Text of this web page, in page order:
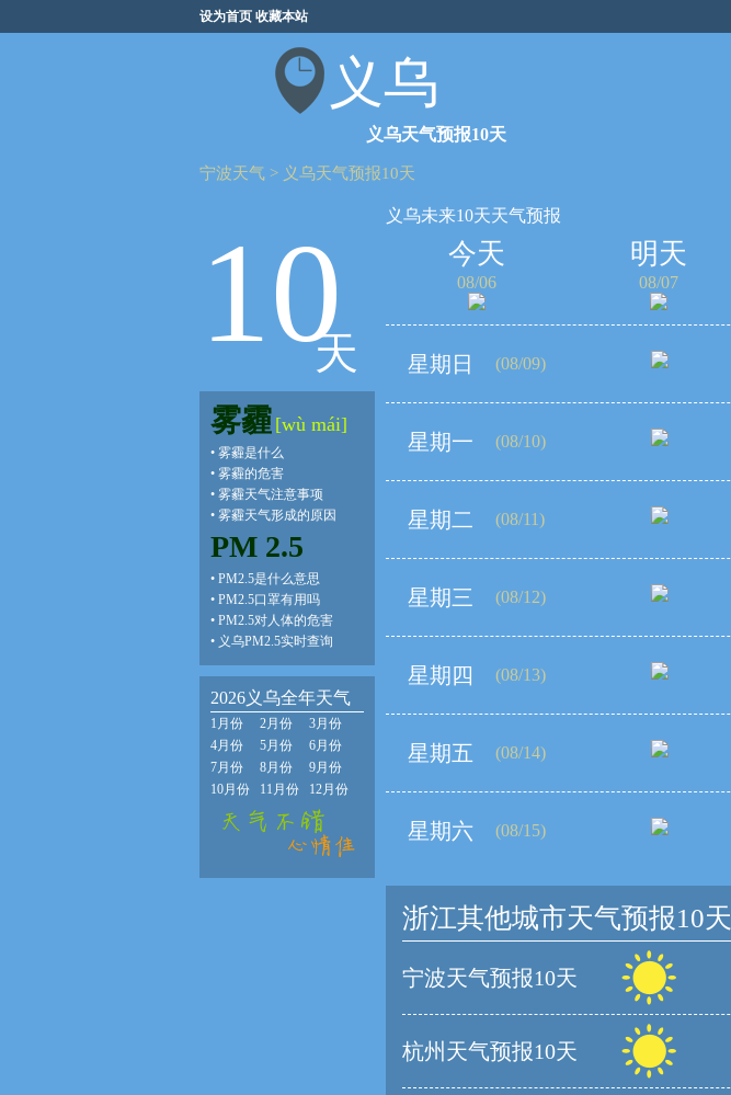
设为首页 收藏本站
义乌
义乌天气预报10天
宁波天气 > 义乌天气预报10天
10
天
雾霾 [wù mái]
• 雾霾是什么
• 雾霾的危害
• 雾霾天气注意事项
• 雾霾天气形成的原因
PM 2.5
• PM2.5是什么意思
• PM2.5口罩有用吗
• PM2.5对人体的危害
• 义乌PM2.5实时查询
2026义乌全年天气
1月份 2月份
3月份
4月份
5月份
6月份
7月份
8月份
9月份
10月份
11月份 12月份
义乌未来10天天气预报
今天
08/06
明天
08/07
星期日 (08/09)
星期一 (08/10)
星期二 (08/11)
星期三 (08/12)
星期四 (08/13)
星期五 (08/14)
星期六 (08/15)
浙江其他城市天气预报10天
宁波天气预报10天
杭州天气预报10天